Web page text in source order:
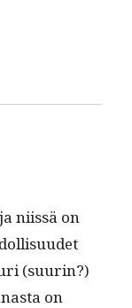
niis­sä on
(suurin?)
on